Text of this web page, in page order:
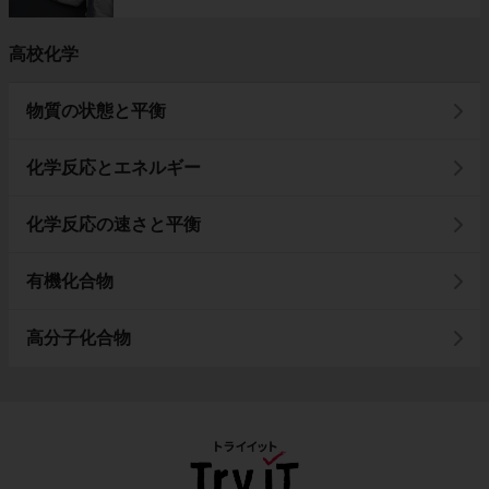
高校化学
物質の状態と平衡
化学反応とエネルギー
化学反応の速さと平衡
有機化合物
高分子化合物